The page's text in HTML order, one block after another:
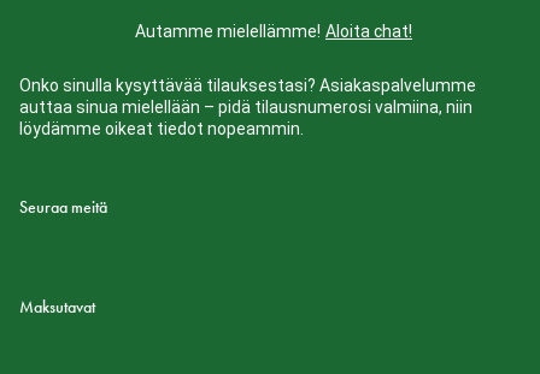
Autamme mielellämme! Aloita chat!
Onko sinulla kysyttävää tilauksestasi? Asiakaspalvelumme
auttaa sinua mielellään – pidä tilausnumerosi valmiina, niin
löydämme oikeat tiedot nopeammin.
Seuraa meitä
Maksutavat